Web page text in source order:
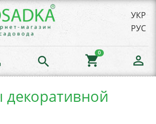
УКР
РУС
search shopping_cart
0
person_outline